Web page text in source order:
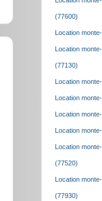
(77600)
Location
Location
(77130)
Location
Location
Location
Location
Location
(77520)
Location
(77930)